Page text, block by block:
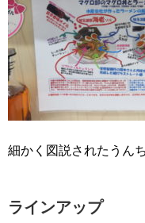
細かく図説されたうん
ラインアップ